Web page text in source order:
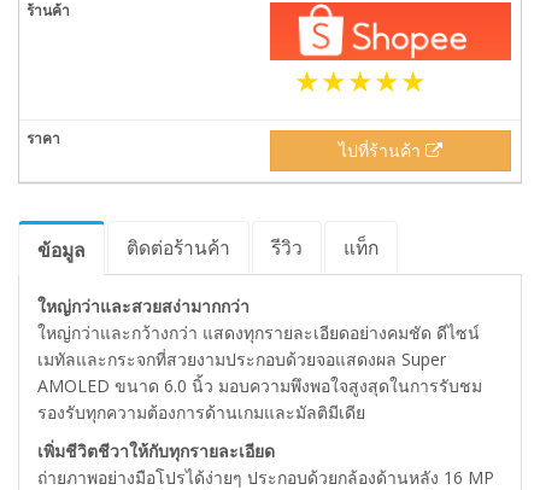
ไปที่ร้านค้า
ข้อมูล ติดต่อร้านค้า รีวิว แท็ก
ใหญ่กว่าและสวยสง่ามากกว่า
ใหญ่กว่าและกว้างกว่า แสดงทุกรายละเอียดอย่างคมชัด ดีไซน์
เมทัลและกระจกที่สวยงามประกอบด้วยจอแสดงผล Super
AMOLED ขนาด 6.0 นิ้ว มอบความพึงพอใจสูงสุดในการรับชม
รองรับทุกความต้องการด้านเกมและมัลติมีเดีย
เพิ่มชีวิตชีวาให้กับทุกรายละเอียด
ถ่ายภาพอย่างมือโปรได้ง่ายๆ ประกอบด้วยกล้องด้านหลัง 16 MP